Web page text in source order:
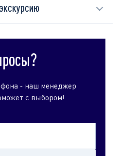
- наш менеджер
с выбором!